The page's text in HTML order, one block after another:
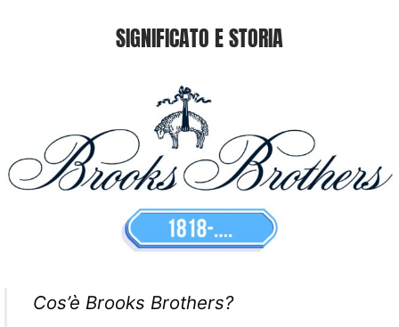
SIGNIFICATO E STORIA
Cos’è Brooks Brothers?